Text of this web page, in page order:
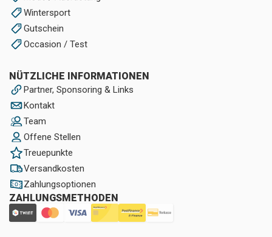
Wintersport
Gutschein
Occasion / Test
NÜTZLICHE INFORMATIONEN
Partner, Sponsoring & Links
Kontakt
Team
Offene Stellen
Treuepunkte
Versandkosten
Zahlungsoptionen
ZAHLUNGSMETHODEN